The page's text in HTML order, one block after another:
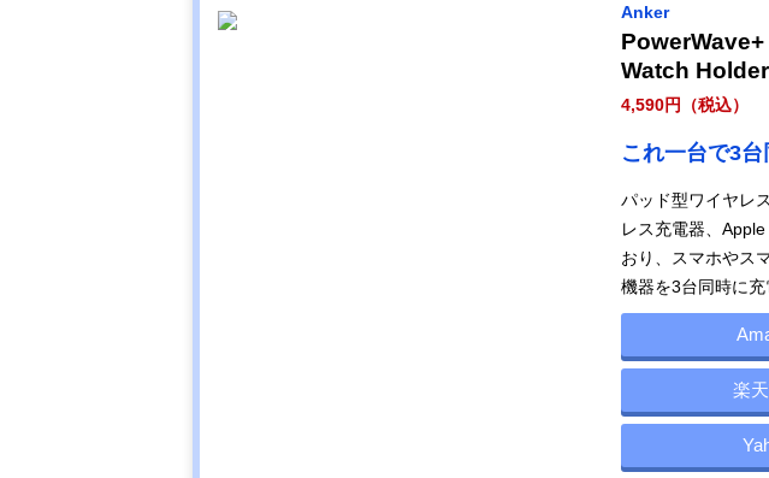
Anker
Watch Holder
4,590円（税込）
これ一台で3台
パッド型ワイヤレ
レス充電器、
おり、スマホやス
機器を3台同時に充
楽